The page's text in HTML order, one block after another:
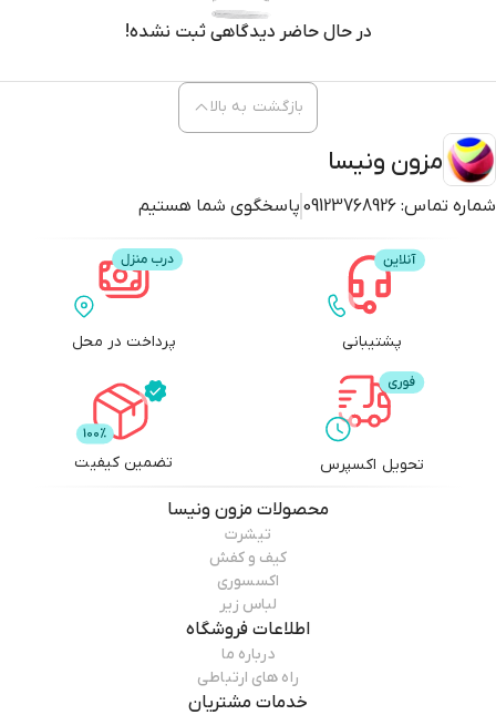
در حال حاضر دیدگاهی ثبت نشده!
مزون ونیسا
شماره تماس: 09123768926 پاسخگوی شما هستیم
بازگشت به بالا
پشتیبانی پرداخت در محل
تحویل اکسپرس تضمین کیفیت
محصولات مزون ونیسا
تیشرت
کیف و کفش
اکسسوری
لباس زیر
اطلاعات فروشگاه
درباره ما
راه های ارتباطی
خدمات مشتریان